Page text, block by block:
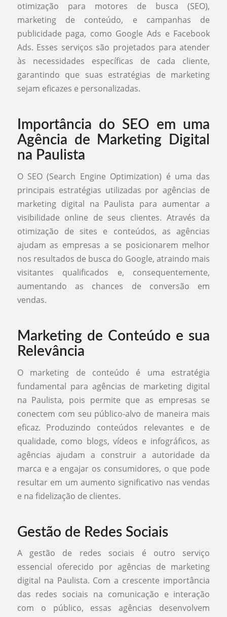
otimização para motores de busca (SEO),
marketing de conteúdo, e campanhas de
publicidade paga, como Google Ads e Facebook
Ads. Esses serviços são projetados para atender
às necessidades específicas de cada cliente,
garantindo que suas estratégias de marketing
sejam eficazes e personalizadas.
Importância do SEO em uma
Agência de Marketing Digital
na Paulista
O SEO (Search Engine Optimization) é uma das
principais estratégias utilizadas por agências de
marketing digital na Paulista para aumentar a
visibilidade online de seus clientes. Através da
otimização de sites e conteúdos, as agências
ajudam as empresas a se posicionarem melhor
nos resultados de busca do Google, atraindo mais
visitantes qualificados e, consequentemente,
aumentando as chances de conversão em
vendas.
Marketing de Conteúdo e sua
Relevância
O marketing de conteúdo é uma estratégia
fundamental para agências de marketing digital
na Paulista, pois permite que as empresas se
conectem com seu público-alvo de maneira mais
eficaz. Produzindo conteúdos relevantes e de
qualidade, como blogs, vídeos e infográficos, as
agências ajudam a construir a autoridade da
marca e a engajar os consumidores, o que pode
resultar em um aumento significativo nas vendas
e na fidelização de clientes.
Gestão de Redes Sociais
A gestão de redes sociais é outro serviço
essencial oferecido por agências de marketing
digital na Paulista. Com a crescente importância
das redes sociais na comunicação e interação
com o público, essas agências desenvolvem